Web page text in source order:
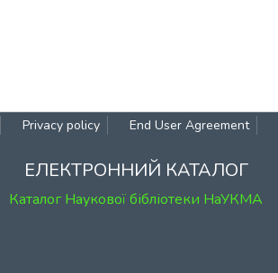
Privacy policy End User Agreement
ЕЛЕКТРОННИЙ КАТАЛОГ
Каталог Наукової бібліотеки НаУКМА